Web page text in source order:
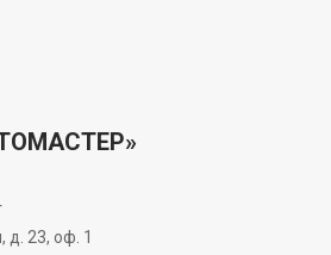
д. 23, оф. 1